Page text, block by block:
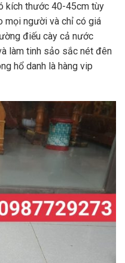
kích thước 40-45cm tùy
mọi người và chỉ có giá
điếu cày cả nước
làm tinh sảo sắc nét đên
hổ danh là hàng vip